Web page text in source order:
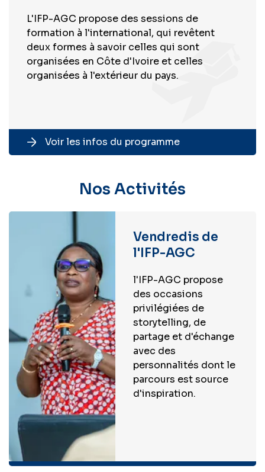
L'IFP-AGC propose des sessions de
formation à l'international, qui revêtent
deux formes à savoir celles qui sont
organisées en Côte d'Ivoire et celles
organisées à l'extérieur du pays.
Voir les infos du programme
Nos Activités
Vendredis de
l'IFP-AGC
l'IFP-AGC propose
des occasions
privilégiées de
storytelling, de
partage et d'échange
avec des
personnalités dont le
parcours est source
d'inspiration.